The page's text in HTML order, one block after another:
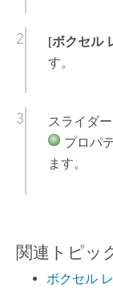
[ボクセル
す。
スライダ
プロパ
ます。
関連トピッ
ボクセル